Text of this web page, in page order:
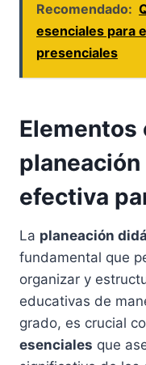
Recomendado:
esenciales para
presenciales
Elementos
efectiva
La planeación
fundamental que
organizar y
educativas de
grado, es crucial
esenciales que